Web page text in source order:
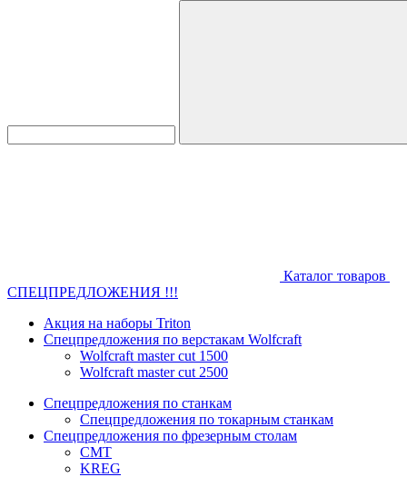
Каталог товаров
СПЕЦПРЕДЛОЖЕНИЯ !!!
Акция на наборы Triton
Спецпредложения по верстакам Wolfcraft
Wolfcraft master cut 1500
Wolfcraft master cut 2500
Спецпредложения по станкам
Спецпредложения по токарным станкам
Спецпредложения по фрезерным столам
CMT
KREG